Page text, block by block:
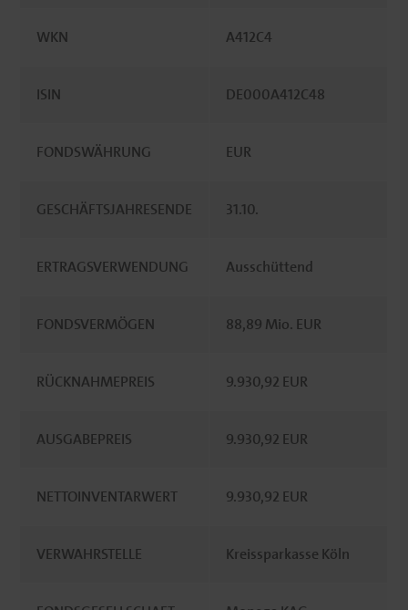
WKN A412C4
ISIN DE000A412C48
FONDSWÄHRUNG EUR
GESCHÄFTSJAHRESENDE 31.10.
ERTRAGSVERWENDUNG Ausschüttend
FONDSVERMÖGEN 88,89 Mio. EUR
RÜCKNAHMEPREIS 9.930,92 EUR
AUSGABEPREIS 9.930,92 EUR
NETTOINVENTARWERT 9.930,92 EUR
VERWAHRSTELLE Kreissparkasse Köln